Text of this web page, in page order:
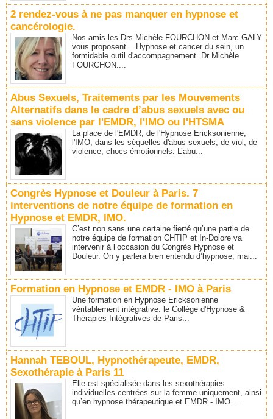
2 rendez-vous à ne pas manquer en hypnose et
cancérologie.
Nos amis les Drs Michèle FOURCHON et Marc GALY
vous proposent... Hypnose et cancer du sein, un
formidable outil d'accompagnement. Dr Michèle
FOURCHON....
Abus Sexuels, Traitements par les Mouvements
Alternatifs dans le cadre d’abus sexuels avec ou
sans violence par l'EMDR, l'IMO ou l'HTSMA
La place de l'EMDR, de l'Hypnose Ericksonienne,
l'IMO, dans les séquelles d'abus sexuels, de viol, de
violence, chocs émotionnels. L’abu...
Congrès Hypnose et Douleur à Paris. 7
interventions de notre équipe de formation en
Hypnose et EMDR, IMO.
C’est non sans une certaine fierté qu’une partie de
notre équipe de formation CHTIP et In-Dolore va
intervenir à l’occasion du Congrès Hypnose et
Douleur. On y parlera bien entendu d’hypnose, mai...
Formation en Hypnose et EMDR - IMO à Paris
Une formation en Hypnose Ericksonienne
véritablement intégrative: le Collège d'Hypnose &
Thérapies Intégratives de Paris...
Hannah TEBOUL, Hypnothérapeute, EMDR,
Sexothérapie à Paris 11
Elle est spécialisée dans les sexothérapies
individuelles centrées sur la femme uniquement, ainsi
qu’en hypnose thérapeutique et EMDR - IMO....